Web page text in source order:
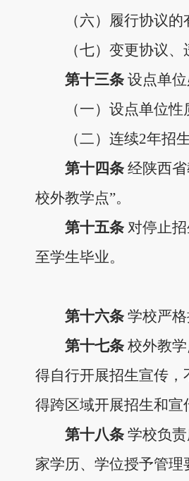
（六）履行协议
（七）变更协议、
第十三条 设点单
（一）设点单位
（二）连续2年招
第十 四条 经陕西省
校外教学点”。
第十五条 对停止
至学生毕业。
第十六条 学校严
第十七条 校外教
得自行开展招生宣传
得跨区域开展招生和宣
第十八条 学校负
家学历、学位授予管